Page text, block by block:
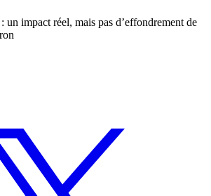
un impact réel, mais pas d’effondrement de